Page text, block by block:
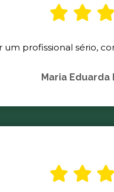
um profissional sério,
Maria Eduarda